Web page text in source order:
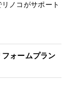
ノコがサポート
フォームプラン